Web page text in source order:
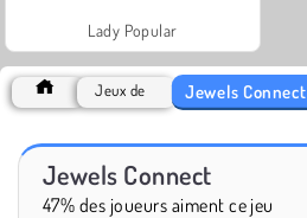
Lady Popular
Jeux de Jewels Connect
Jewels Connect
47% des joueurs aiment ce jeu